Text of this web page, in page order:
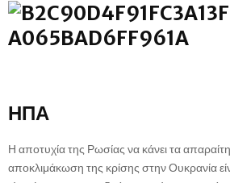
ΗΠΑ
Η αποτυχία της Ρωσίας να κάνει τα
αποκλιμάκωση της κρίσης στην Ουκρανία